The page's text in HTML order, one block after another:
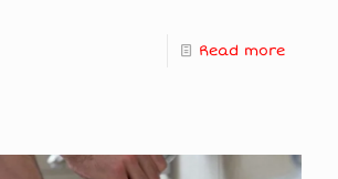
Read more